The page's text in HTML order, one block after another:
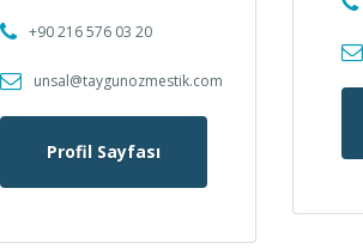
+90 216 576 03 20
unsal@taygunozmestik.com
Profil Sayfası